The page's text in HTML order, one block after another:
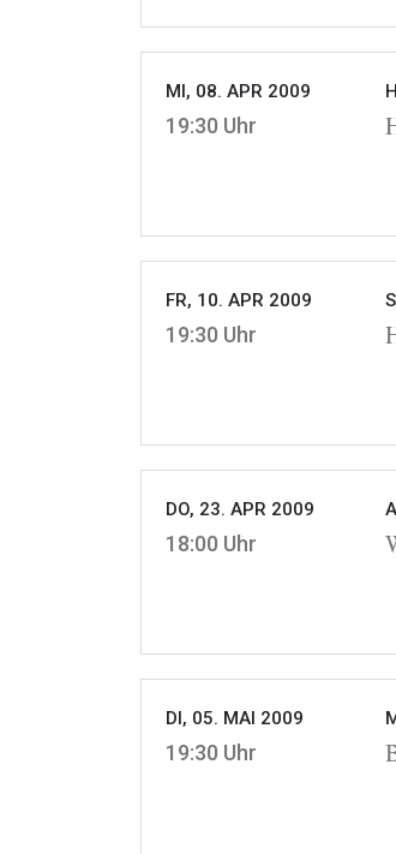
MI, 08. APR 2009
19:30 Uhr
FR, 10. APR 2009
19:30 Uhr
DO, 23. APR 2009
18:00 Uhr
DI, 05. MAI 2009
19:30 Uhr